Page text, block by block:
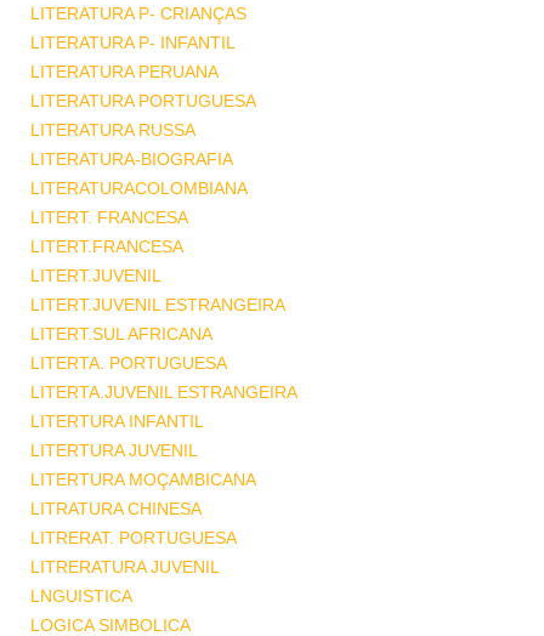
LITERATURA P- CRIANÇAS
LITERATURA P- INFANTIL
LITERATURA PERUANA
LITERATURA PORTUGUESA
LITERATURA RUSSA
LITERATURA-BIOGRAFIA
LITERATURACOLOMBIANA
LITERT. FRANCESA
LITERT.FRANCESA
LITERT.JUVENIL
LITERT.JUVENIL ESTRANGEIRA
LITERT.SUL AFRICANA
LITERTA. PORTUGUESA
LITERTA.JUVENIL ESTRANGEIRA
LITERTURA INFANTIL
LITERTURA JUVENIL
LITERTURA MOÇAMBICANA
LITRATURA CHINESA
LITRERAT. PORTUGUESA
LITRERATURA JUVENIL
LNGUISTICA
LOGICA SIMBOLICA